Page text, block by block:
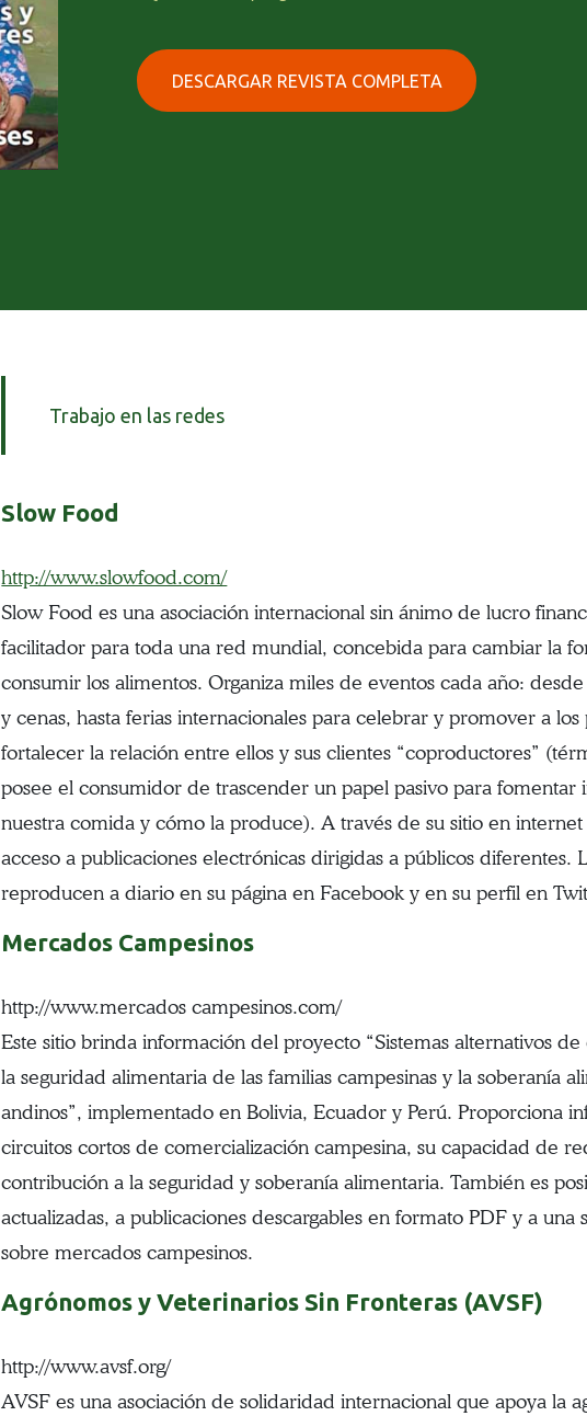
DESCARGAR REVISTA COMPLETA
Trabajo en las redes
Slow Food
http://www.slowfood.com/
Slow Food es una asociación internacional sin ánimo de lucro
facilitador para toda una red mundial, concebida para cambiar la
consumir los alimentos. Organiza miles de eventos cada año:
y cenas, hasta ferias internacionales para celebrar y promover a
fortalecer la relación entre ellos y sus clientes “coproductores”
posee el consumidor de trascender un papel pasivo para
nuestra comida y cómo la produce). A través de su sitio en
acceso a publicaciones electrónicas dirigidas a públicos diferentes.
reproducen a diario en su página en Facebook y en su perfil en
Mercados Campesinos
http://www.mercados campesinos.com/
Este sitio brinda información del proyecto “Sistemas alternativos
la seguridad alimentaria de las familias campesinas y la soberanía
andinos”, implementado en Bolivia, Ecuador y Perú. Proporciona
circuitos cortos de comercialización campesina, su capacidad de
contribución a la seguridad y soberanía alimentaria. También es
actualizadas, a publicaciones descargables en formato PDF y a una
sobre mercados campesinos.
Agrónomos y Veterinarios Sin Fronteras (AVSF)
http://www.avsf.org/
AVSF es una asociación de solidaridad internacional que apoya la